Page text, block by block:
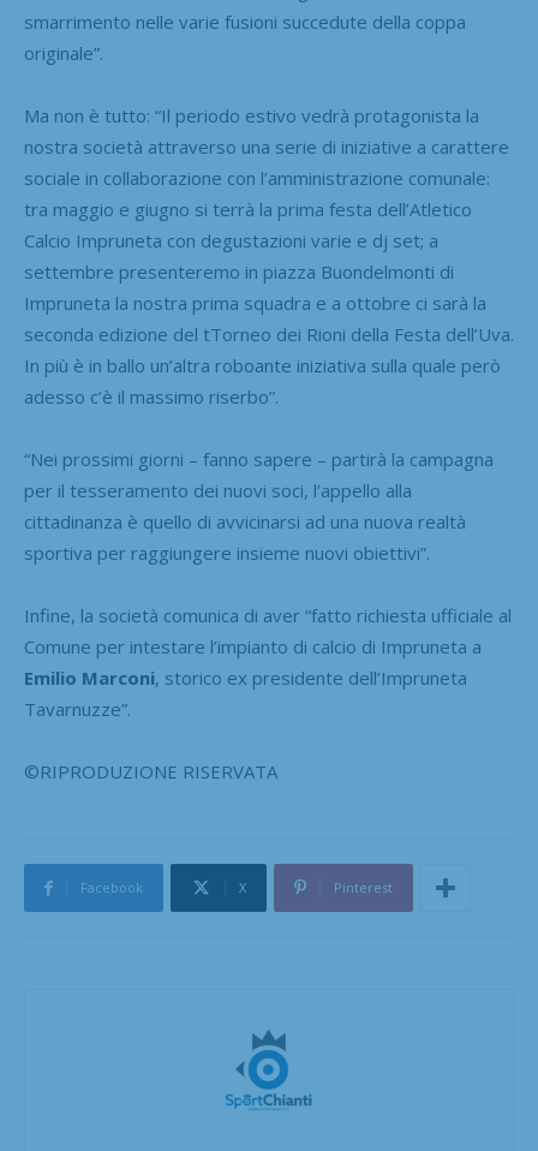
smarrimento nelle varie fusioni succedute della coppa
originale”.
Ma non è tutto: “Il periodo estivo vedrà protagonista la
nostra società attraverso una serie di iniziative a carattere
sociale in collaborazione con l’amministrazione comunale:
tra maggio e giugno si terrà la prima festa dell’Atletico
Calcio Impruneta con degustazioni varie e dj set; a
settembre presenteremo in piazza Buondelmonti di
Impruneta la nostra prima squadra e a ottobre ci sarà la
seconda edizione del tTorneo dei Rioni della Festa dell’Uva.
In più è in ballo un’altra roboante iniziativa sulla quale però
adesso c’è il massimo riserbo”.
“Nei prossimi giorni – fanno sapere – partirà la campagna
per il tesseramento dei nuovi soci, l’appello alla
cittadinanza è quello di avvicinarsi ad una nuova realtà
sportiva per raggiungere insieme nuovi obiettivi”.
Infine, la società comunica di aver “fatto richiesta ufficiale al
Comune per intestare l’impianto di calcio di Impruneta a
Emilio Marconi, storico ex presidente dell’Impruneta
Tavarnuzze”.
©RIPRODUZIONE RISERVATA
Facebook X Pinterest